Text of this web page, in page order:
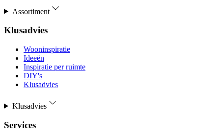
Assortiment
Klusadvies
Wooninspiratie
Ideeën
Inspiratie per ruimte
DIY's
Klusadvies
Klusadvies
Services